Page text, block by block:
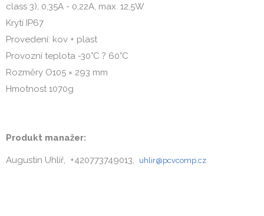
class 3), 0,35A - 0,22A, max. 12,5W
Krytí IP67
Provedení: kov + plast
Provozní teplota -30°C ? 60°C
Rozměry O105 × 293 mm
Hmotnost 1070g
Produkt manažer:
Augustin Uhlíř, +420773749013, uhlir@pcvcomp.cz